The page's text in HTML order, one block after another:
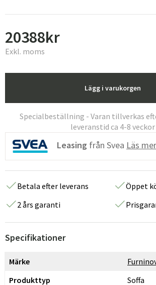
20388kr
Exkl. moms
Lägg i varukorgen
Specialbeställning - Varan tillverkas
leveranstid ca 4-8 veckor
Leasing från Svea Läs mer
Betala efter leverans
Öppet
2 års garanti
Specifikationer
Märke
Produkttyp
Soffa